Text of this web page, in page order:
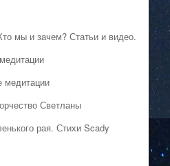
мы и зачем? Статьи и видео.
медитации
Светланы
рая. Стихи Scady